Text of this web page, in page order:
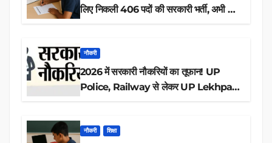
लिए निकली 406 पदों की सरकारी भर्ती, अभी करें
नौकरी
2026 में सरकारी नौकरियों का तूफान! UP
Police, Railway से लेकर UP Lekhpal
नौकरी शिक्षा